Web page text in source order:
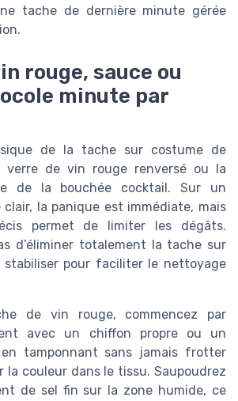
tache de dernière minute gérée
rouge, sauce ou
minute par
de la tache sur costume de
verre de vin rouge renversé ou la
de la bouchée cocktail. Sur un
clair, la panique est immédiate, mais
permet de limiter les dégâts.
d’éliminer totalement la tache sur
stabiliser pour faciliter le nettoyage
de vin rouge, commencez par
avec un chiffon propre ou un
tamponnant sans jamais frotter
la couleur dans le tissu. Saupoudrez
de sel fin sur la zone humide, ce